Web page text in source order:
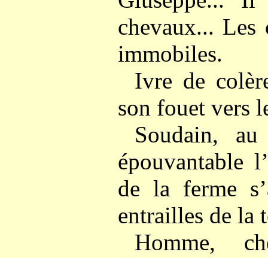
chevaux... Les
immobiles.
Ivre de
son fouet vers
Soudain,
épouvantable
de la ferme
entrailles de la
Homme,